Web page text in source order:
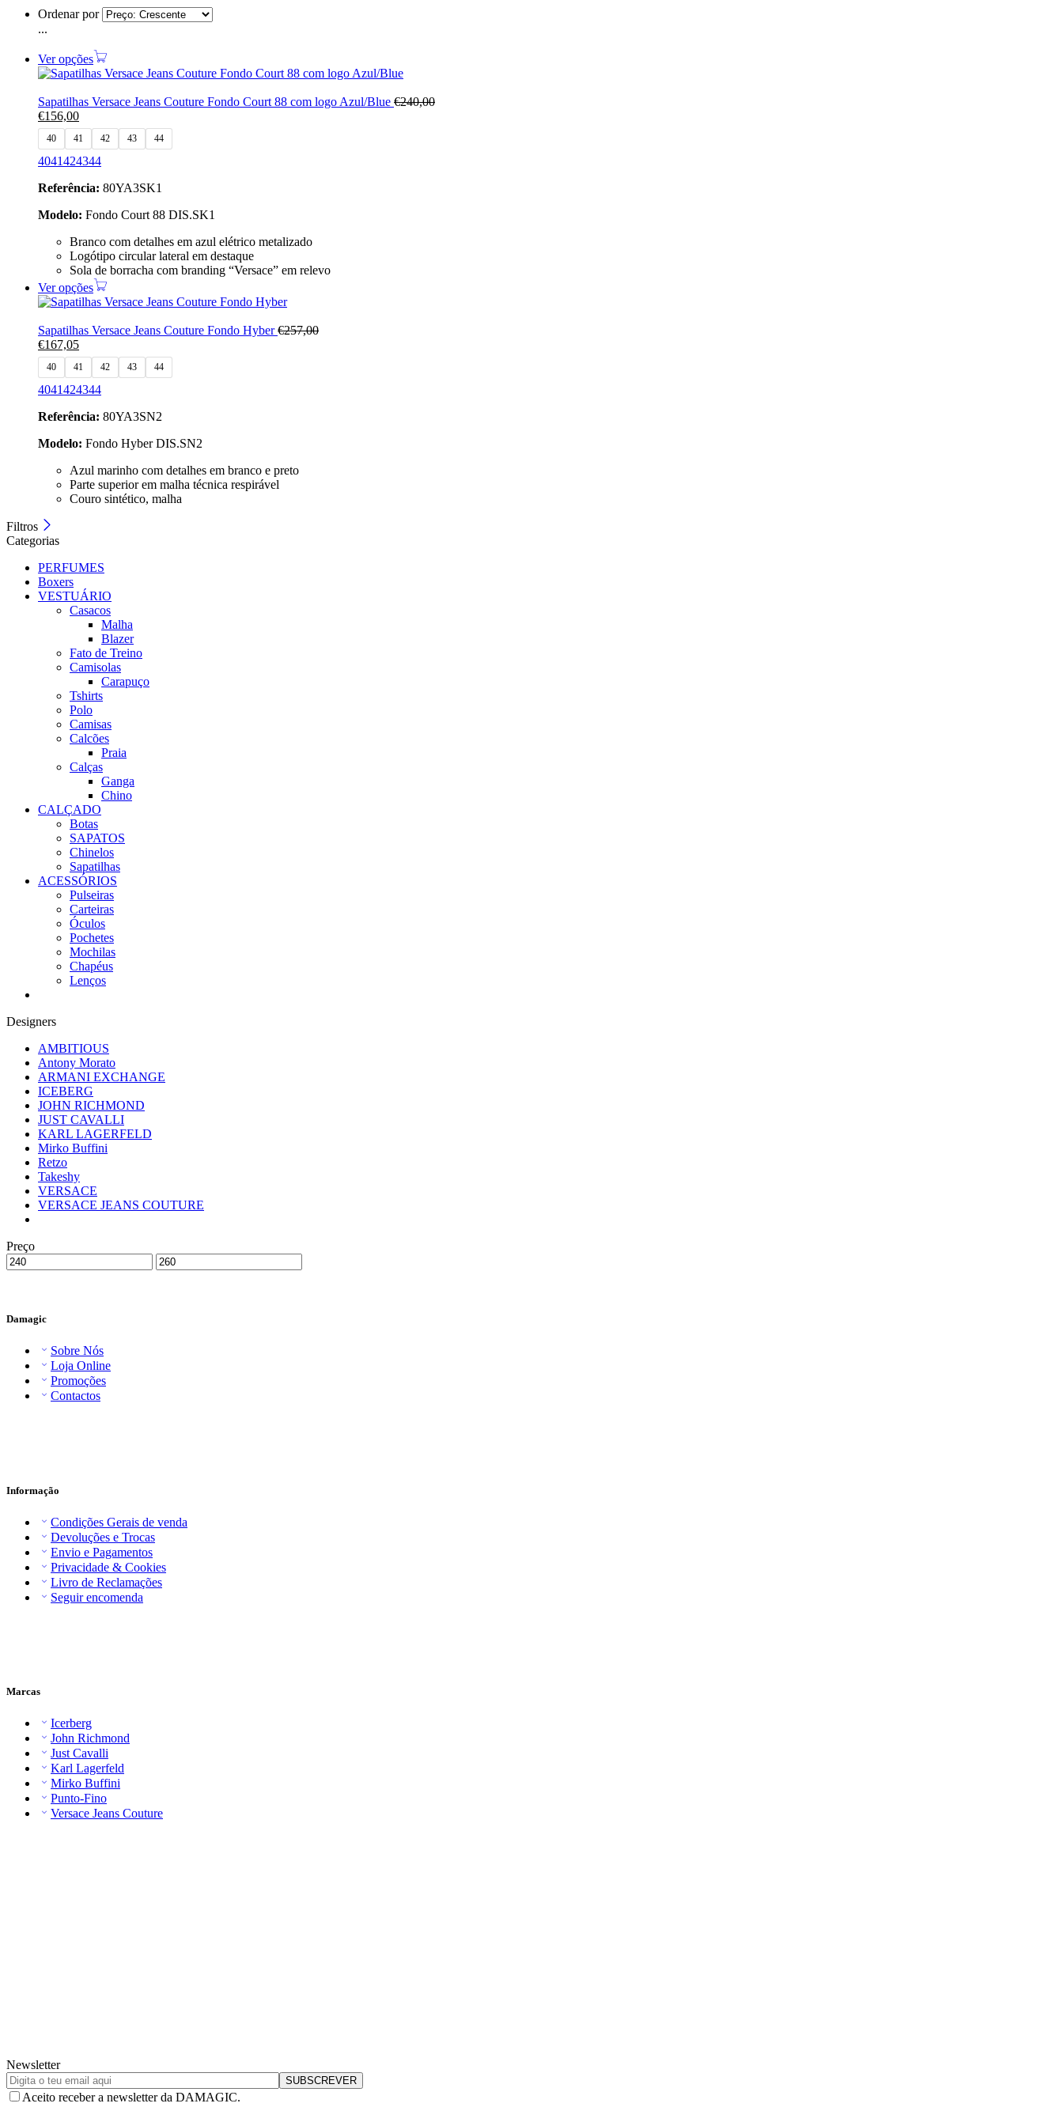
Ordenar por
...
Ver opções
Sapatilhas Versace Jeans Couture Fondo Court 88 com logo Azul/Blue €240,00
€156,00
40 41 42 43 44
4041424344
Referência: 80YA3SK1
Modelo: Fondo Court 88 DIS.SK1
Branco com detalhes em azul elétrico metalizado
Logótipo circular lateral em destaque
Sola de borracha com branding “Versace” em relevo
Ver opções
Sapatilhas Versace Jeans Couture Fondo Hyber€257,00
€167,05
40 41 42 43 44
4041424344
Referência: 80YA3SN2
Modelo: Fondo Hyber DIS.SN2
Azul marinho com detalhes em branco e preto
Parte superior em malha técnica respirável
Couro sintético, malha
Filtros
Categorias
PERFUMES
Boxers
VESTUÁRIO
Casacos
Malha
Blazer
Fato de Treino
Camisolas
Carapuço
Tshirts
Polo
Camisas
Calcões
Praia
Calças
Ganga
Chino
CALÇADO
Botas
SAPATOS
Chinelos
Sapatilhas
ACESSÓRIOS
Pulseiras
Carteiras
Óculos
Pochetes
Mochilas
Chapéus
Lenços
Designers
AMBITIOUS
Antony Morato
ARMANI EXCHANGE
ICEBERG
JOHN RICHMOND
JUST CAVALLI
KARL LAGERFELD
Mirko Buffini
Retzo
Takeshy
VERSACE
VERSACE JEANS COUTURE
Preço
Damagic
Sobre Nós
Loja Online
Promoções
Contactos
Informação
Condições Gerais de venda
Devoluções e Trocas
Envio e Pagamentos
Privacidade & Cookies
Livro de Reclamações
Seguir encomenda
Marcas
Icerberg
John Richmond
Just Cavalli
Karl Lagerfeld
Mirko Buffini
Punto-Fino
Versace Jeans Couture
Newsletter
Aceito receber a newsletter da DAMAGIC.